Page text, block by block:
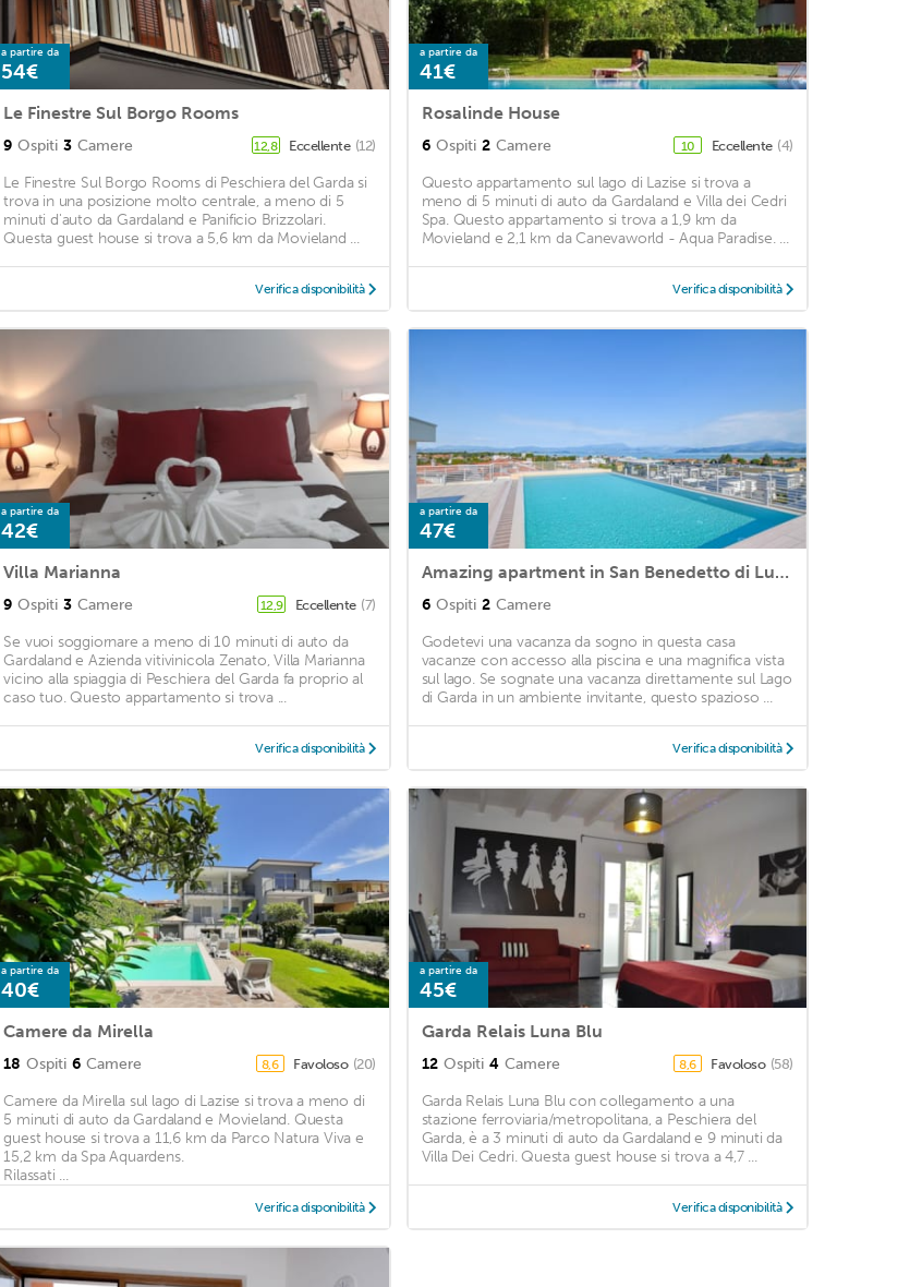
a partire da
54€
Le Finestre Sul Borgo Rooms
9 Ospiti 3 Camere 12,8 Eccellente (12)
Le Finestre Sul Borgo Rooms di Peschiera del Garda si
trova in una posizione molto centrale, a meno di 5
minuti d'auto da Gardaland e Panificio Brizzolari.
Questa guest house si trova a 5,6 km da Movieland ...
Verifica disponibilità
a partire da
41€
Rosalinde House
6 Ospiti 2 Camere 10 Eccellente (4)
Questo appartamento sul lago di Lazise si trova a
meno di 5 minuti di auto da Gardaland e Villa dei Cedri
Spa. Questo appartamento si trova a 1,9 km da
Movieland e 2,1 km da Canevaworld - Aqua Paradise. ...
Verifica disponibilità
a partire da
42€
Villa Marianna
9 Ospiti 3 Camere 12,9 Eccellente (7)
Se vuoi soggiornare a meno di 10 minuti di auto da
Gardaland e Azienda vitivinicola Zenato, Villa Marianna
vicino alla spiaggia di Peschiera del Garda fa proprio al
caso tuo. Questo appartamento si trova ...
Verifica disponibilità
a partire da
47€
Amazing apartment in San Benedetto di Lugan with Outdoor swimming pool, 2 Bedrooms and WiFi
6 Ospiti 2 Camere
Godetevi una vacanza da sogno in questa casa
vacanze con accesso alla piscina e una magnifica vista
sul lago. Se sognate una vacanza direttamente sul Lago
di Garda in un ambiente invitante, questo spazioso ...
Verifica disponibilità
a partire da
40€
Camere da Mirella
18 Ospiti 6 Camere 8,6 Favoloso (20)
Camere da Mirella sul lago di Lazise si trova a meno di
5 minuti di auto da Gardaland e Movieland. Questa
guest house si trova a 11,6 km da Parco Natura Viva e
15,2 km da Spa Aquardens.
Rilassati ...
Verifica disponibilità
a partire da
45€
Garda Relais Luna Blu
12 Ospiti 4 Camere 8,6 Favoloso (58)
Garda Relais Luna Blu con collegamento a una
stazione ferroviaria/metropolitana, a Peschiera del
Garda, è a 3 minuti di auto da Gardaland e 9 minuti da
Villa Dei Cedri. Questa guest house si trova a 4,7 ...
Verifica disponibilità